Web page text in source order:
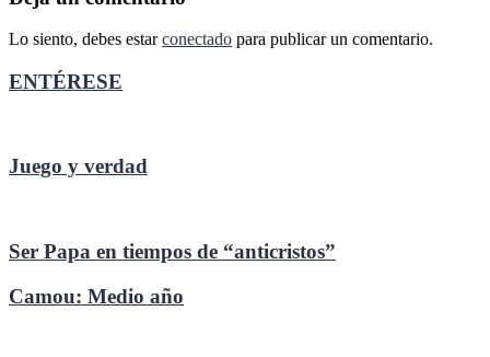
Lo siento, debes estarconectado para publicar un comentario.
ENTÉRESE
Juego y verdad
Ser Papa en tiempos de “anticristos”
Camou: Medio año